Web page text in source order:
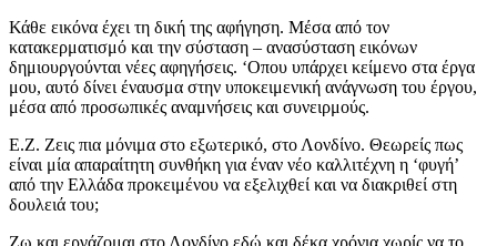
Κάθε εικόνα έχει τη δική της αφήγηση. Μέσα από τον
κατακερματισμό και την σύσταση – ανασύσταση εικόνων
δημιουργούνται νέες αφηγήσεις. ‘Οπου υπάρχει κείμενο στα έργα
μου, αυτό δίνει έναυσμα στην υποκειμενική ανάγνωση του έργου,
μέσα από προσωπικές αναμνήσεις και συνειρμούς.
Ε.Ζ. Ζεις πια μόνιμα στο εξωτερικό, στο Λονδίνο. Θεωρείς πως
είναι μία απαραίτητη συνθήκη για έναν νέο καλλιτέχνη η ‘φυγή’
από την Ελλάδα προκειμένου να εξελιχθεί και να διακριθεί στη
δουλειά του;
Ζω και εργάζομαι στο Λονδίνο εδώ και δέκα χρόνια χωρίς να το